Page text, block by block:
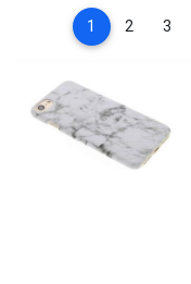
1 (current)
2 3